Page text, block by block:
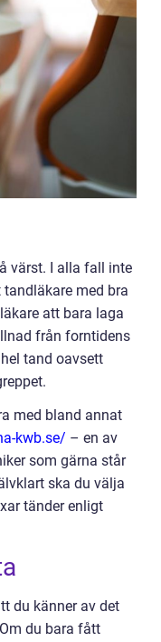
värst. I alla fall inte
med bra
att bara laga
från forntidens
tand oavsett
med bland annat
kwb.se/ – en av
som gärna står
ska du välja
tänder enligt
du känner av det
du bara fått